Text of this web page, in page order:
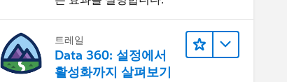
트레일
Data 360: 설정에서
활성화까지 살펴보기